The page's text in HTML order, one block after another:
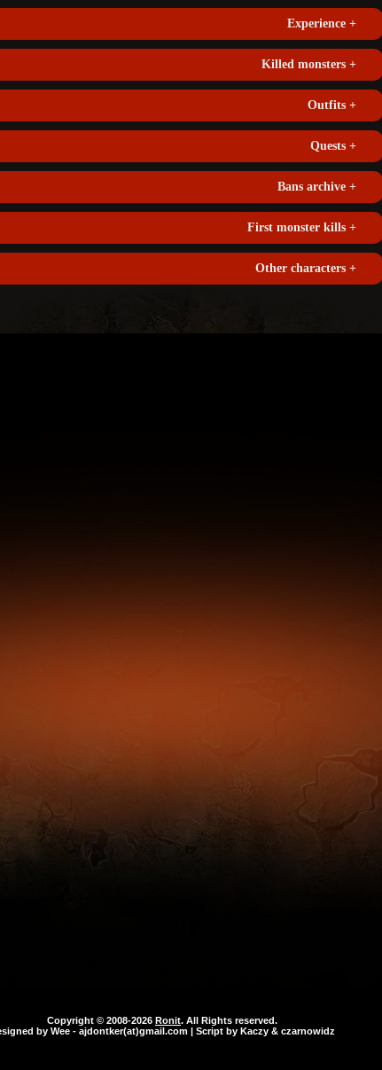
Experience +
Killed monsters +
Outfits +
Quests +
Bans archive +
First monster kills +
Other characters +
Copyright © 2008-2026 Ronit. All Rights reserved.
by Wee - ajdontker(at)gmail.com | Script by Kaczy & czarnowidz